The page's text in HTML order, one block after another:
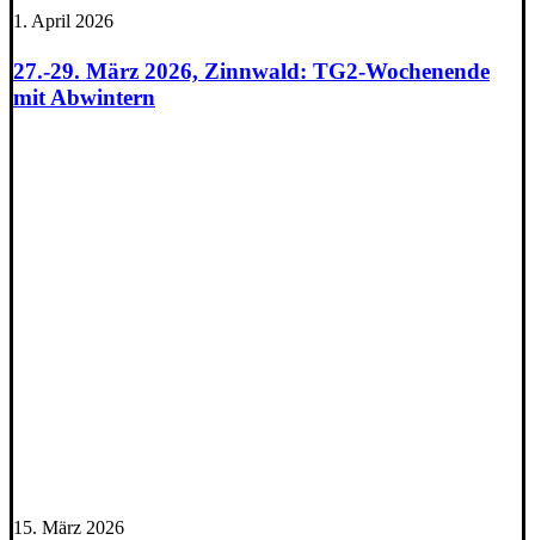
1. April 2026
27.-29. März 2026, Zinnwald: TG2-Wochenende
mit Abwintern
15. März 2026